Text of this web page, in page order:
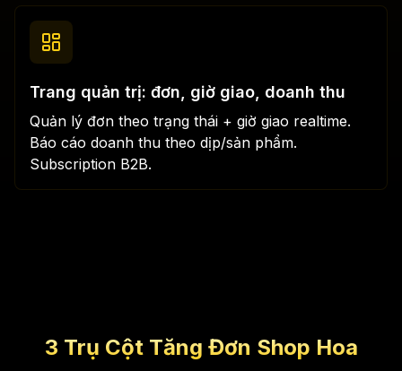
Trang quản trị: đơn, giờ giao, doanh thu
Quản lý đơn theo trạng thái + giờ giao realtime.
Báo cáo doanh thu theo dịp/sản phẩm.
Subscription B2B.
3 Trụ Cột Tăng Đơn Shop Hoa